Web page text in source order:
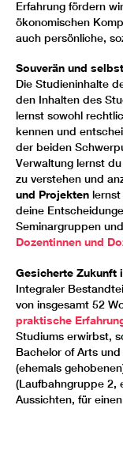
Erfahrung fördern
ökonomischen
auch persönliche,
Souverän und
Die Studieninhalte
den Inhalten des
lernst sowohl
kennen und
der beiden
Verwaltung lernst
zu verstehen und
und Projekten
deine
Seminargruppen
Dozentinnen und
Gesicherte Zukunft
Integraler
von insgesamt 52
praktische
Studiums erwirbst,
Bachelor of Arts
(ehemals
(Laufbahngruppe 2,
Aussichten, für